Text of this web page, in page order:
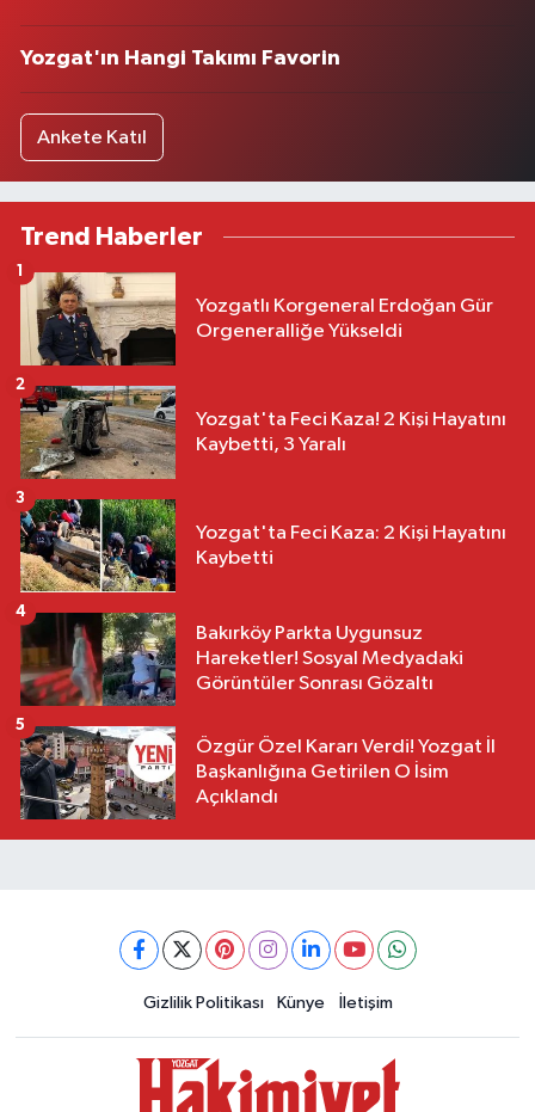
Yozgat'ın Hangi Takımı Favorin
Ankete Katıl
Trend Haberler
Yozgatlı Korgeneral Erdoğan Gür
Orgeneralliğe Yükseldi
1
Yozgat'ta Feci Kaza! 2 Kişi Hayatını
Kaybetti, 3 Yaralı
2
Yozgat'ta Feci Kaza: 2 Kişi Hayatını
Kaybetti
3
Bakırköy Parkta Uygunsuz
Hareketler! Sosyal Medyadaki
Görüntüler Sonrası Gözaltı
4
Özgür Özel Kararı Verdi! Yozgat İl
Başkanlığına Getirilen O İsim
Açıklandı
5
Gizlilik Politikası Künye İletişim